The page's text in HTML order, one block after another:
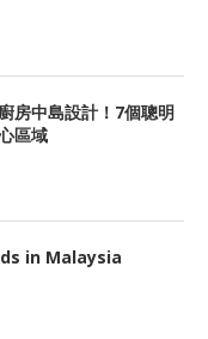
房中島設計！7個聰明
區域
in Malaysia